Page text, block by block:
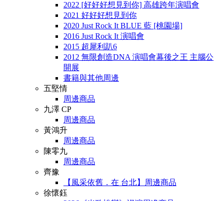
2022 [好好好想見到你] 高雄跨年演唱會
2021 好好好想見到你
2020 Just Rock It BLUE 藍 [桃園場]
2016 Just Rock It 演唱會
2015 超犀利趴6
2012 無限創造DNA 演唱會幕後之王 主腦公
開展
書籍與其他周邊
五堅情
周邊商品
九澤 CP
周邊商品
黃鴻升
周邊商品
陳零九
周邊商品
齊豫
【風采依舊．在 台北】周邊商品
徐懷鈺